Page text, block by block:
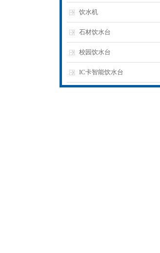
饮水机
石材饮水台
校园饮水台
IC卡智能饮水台